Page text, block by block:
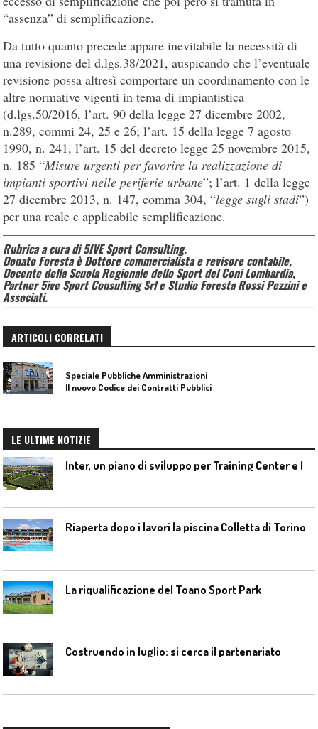
“assenza” di semplificazione.
Da tutto quanto precede appare inevitabile la necessità di
una revisione del d.lgs.38/2021, auspicando che l’eventuale
revisione possa altresì comportare un coordinamento con le
altre normative vigenti in tema di impiantistica
(d.lgs.50/2016, l’art. 90 della legge 27 dicembre 2002,
n.289, commi 24, 25 e 26; l’art. 15 della legge 7 agosto
1990, n. 241, l’art. 15 del decreto legge 25 novembre 2015,
n. 185 “Misure urgenti per favorire la realizzazione di
impianti sportivi nelle periferie urbane”; l’art. 1 della legge
27 dicembre 2013, n. 147, comma 304, “legge sugli stadi”)
per una reale e applicabile semplificazione.
Rubrica a cura di 5IVE Sport Consulting.
Donato Foresta è Dottore commercialista e revisore contabile,
Docente della Scuola Regionale dello Sport del Coni Lombardia,
Partner 5ive Sport Consulting Srl e Studio Foresta Rossi Pezzini e
Associati.
ARTICOLI CORRELATI
Speciale Pubbliche Amministrazioni
Il nuovo Codice dei Contratti Pubblici
LE ULTIME NOTIZIE
Riaperta dopo i lavori la piscina Colletta di Torino
La riqualificazione del Toano Sport Park
Costruendo in luglio: si cerca il partenariato